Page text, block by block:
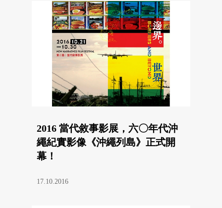
2016 當代敘事影展，六〇年代沖
繩紀實影像《沖繩列島》正式開
幕！
17.10.2016